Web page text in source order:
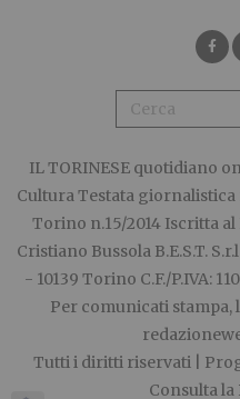
IL TORINESE quotidiano
Cultura Testata
Torino n.15/2014 Iscritta
Cristiano Bussola B.E.S.T.
- 10139 Torino C.F./P.IVA:
Per comunicati
Tutti i diritti riservati |
Consulta la